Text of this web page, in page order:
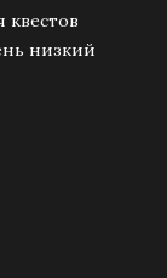
низкий